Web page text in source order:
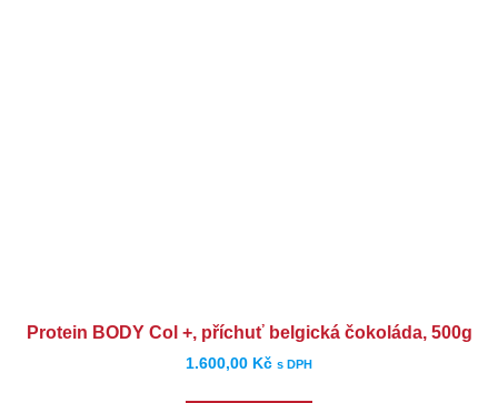
Protein BODY Col +, příchuť belgická čokoláda, 500g
1.600,00 Kč s DPH